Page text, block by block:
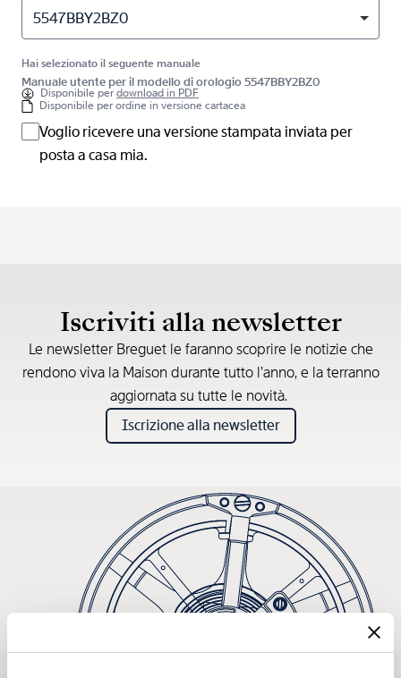
5547BBY2BZ0
Hai selezionato il seguente manuale
Manuale utente per il modello di orologio 5547BBY2BZ0
Disponibile perdownload in PDF
Disponibile per ordine in versione cartacea
Voglio ricevere una versione stampata inviata per
posta a casa mia.
Iscriviti alla newsletter
Le newsletter Breguet le faranno scoprire le notizie che
rendono viva la Maison durante tutto l’anno, e la terranno
aggiornata su tutte le novità.
Iscrizione alla newsletter